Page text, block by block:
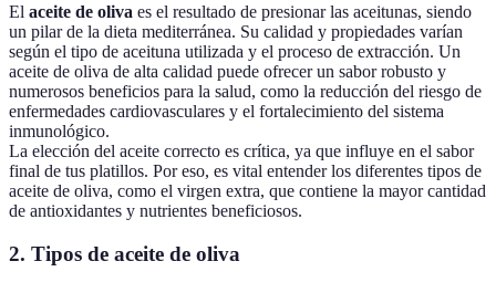
El aceite de oliva es el resultado de presionar las aceitunas, siendo
un pilar de la dieta mediterránea. Su calidad y propiedades varían
según el tipo de aceituna utilizada y el proceso de extracción. Un
aceite de oliva de alta calidad puede ofrecer un sabor robusto y
numerosos beneficios para la salud, como la reducción del riesgo de
enfermedades cardiovasculares y el fortalecimiento del sistema
inmunológico.
La elección del aceite correcto es crítica, ya que influye en el sabor
final de tus platillos. Por eso, es vital entender los diferentes tipos de
aceite de oliva, como el virgen extra, que contiene la mayor cantidad
de antioxidantes y nutrientes beneficiosos.
2. Tipos de aceite de oliva